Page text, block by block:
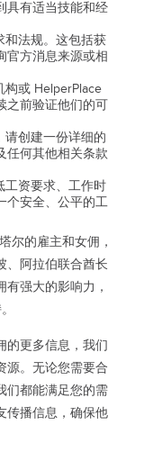
具有适当技能和经
和法规。这包括获
官方消息来源或相
构或 HelperPlace
之前验证他们的可
请创建一份详细的
任何其他相关条款
工资要求、工作时
个安全、公平的工
尔的雇主和女佣，
、阿拉伯联合酋长
强大的影响力，
的更多信息，我们
源。无论您需要合
们都能满足您的需
传播信息，确保他